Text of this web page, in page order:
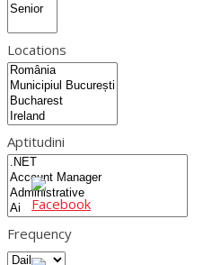
Locations
Aptitudini
Frequency